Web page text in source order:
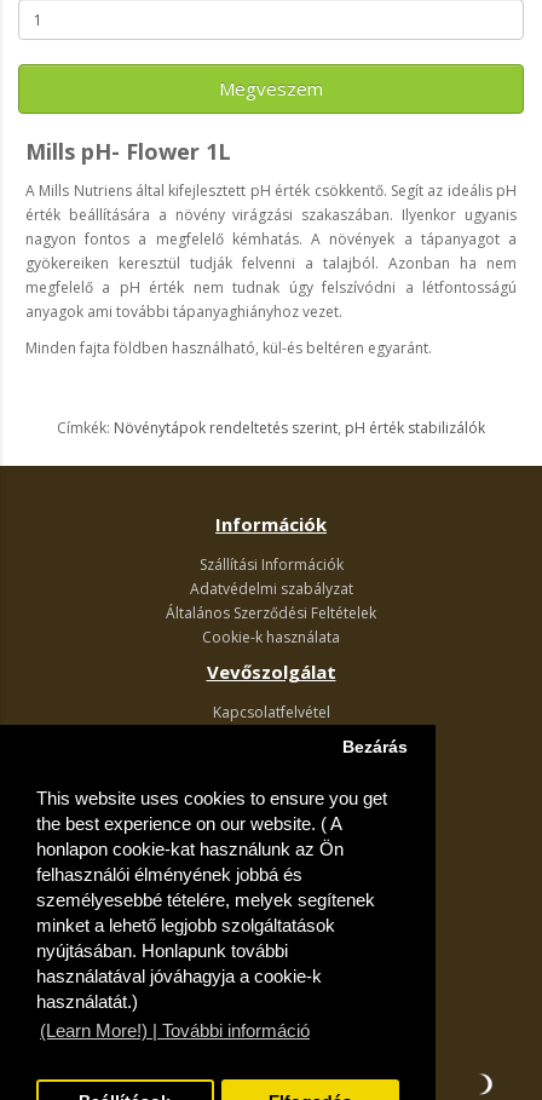
This website uses cookies to ensure you get
the best experience on our website. ( A
honlapon cookie-kat használunk az Ön
felhasználói élményének jobbá és
személyesebbé tételére, melyek segítenek
minket a lehető legjobb szolgáltatások
nyújtásában. Honlapunk további
használatával jóváhagyja a cookie-k
használatát.)
(Learn More!) | További információ
Bezárás
Megveszem
Mills pH- Flower 1L
A Mills Nutriens által kifejlesztett pH érték csökkentő. Segít az ideális pH
érték beállítására a növény virágzási szakaszában. Ilyenkor ugyanis
nagyon fontos a megfelelő kémhatás. A növények a tápanyagot a
gyökereiken keresztül tudják felvenni a talajból. Azonban ha nem
megfelelő a pH érték nem tudnak úgy felszívódni a létfontosságú
anyagok ami további tápanyaghiányhoz vezet.
Minden fajta földben használható, kül-és beltéren egyaránt.
Címkék: Növénytápok rendeltetés szerint, pH érték stabilizálók
Információk
Szállítási Információk
Adatvédelmi szabályzat
Általános Szerződési Feltételek
Cookie-k használata
Vevőszolgálat
Kapcsolatfelvétel
Akciós ajánlatok
Fiók
Kívánságlista